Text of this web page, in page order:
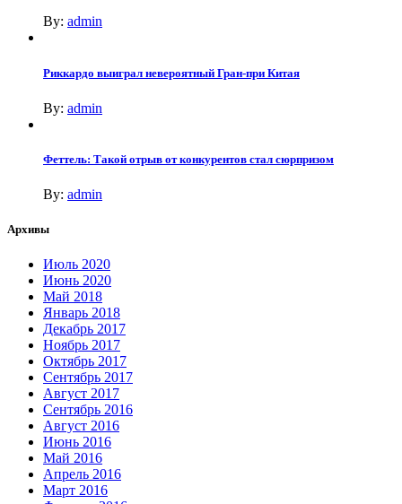
By: admin
Риккардо выиграл невероятный Гран-при Китая
By: admin
Феттель: Такой отрыв от конкурентов стал сюрпризом
By: admin
Архивы
Июль 2020
Июнь 2020
Май 2018
Январь 2018
Декабрь 2017
Ноябрь 2017
Октябрь 2017
Сентябрь 2017
Август 2017
Сентябрь 2016
Август 2016
Июнь 2016
Май 2016
Апрель 2016
Март 2016